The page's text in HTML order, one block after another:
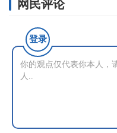
网民评论
登录